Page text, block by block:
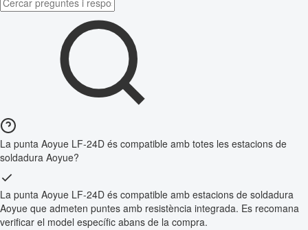
La punta Aoyue LF-24D és compatible amb totes les estacions de
soldadura Aoyue?
La punta Aoyue LF-24D és compatible amb estacions de soldadura
Aoyue que admeten puntes amb resistència integrada. Es recomana
verificar el model específic abans de la compra.